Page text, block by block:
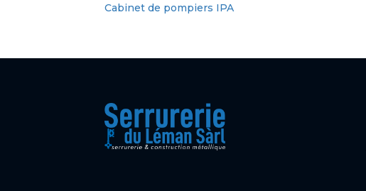
Cabinet de pompiers IPA